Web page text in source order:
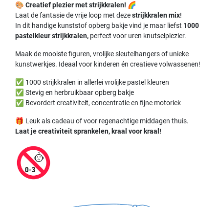
🎨Creatief plezier met strijkkralen! 🌈
Laat de fantasie de vrije loop met dezestrijkkralen mix!
In dit handige kunststof opberg bakje vind je maar liefst 1000
pastelkleur strijkkralen, perfect voor uren knutselplezier.
Maak de mooiste figuren, vrolijke sleutelhangers of unieke
kunstwerkjes. Ideaal voor kinderen én creatieve volwassenen!
✅ 1000 strijkkralen in allerlei vrolijke pastel kleuren
✅ Stevig en herbruikbaar opberg bakje
✅ Bevordert creativiteit, concentratie en fijne motoriek
🎁 Leuk als cadeau of voor regenachtige middagen thuis.
Laat je creativiteit sprankelen, kraal voor kraal!